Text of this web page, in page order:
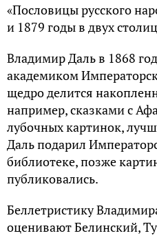
«Пословицы русского
и 1879 годы в двух
Владимир Даль в 1868
академиком
щедро делится
например, сказками с
лубочных картинок,
Даль подарил
библиотеке, позже
публиковались.
Беллетристику
оценивают Белинский,